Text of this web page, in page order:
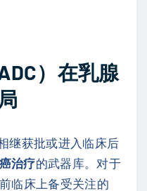
）在乳腺
继获批或进入临床后
治疗的武器库。对于
临床上备受关注的